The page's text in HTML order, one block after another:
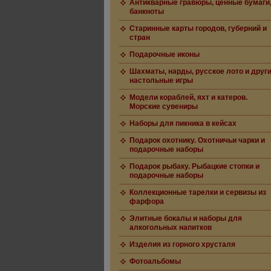
Антикварные гравюры, ценные бумаги,
банкноты
Старинные карты городов, губерний и
стран
Подарочные иконы
Шахматы, нарды, русское лото и
настольные игры
Модели кораблей, яхт и катеров.
Морские сувениры
Наборы для пикника в кейсах
Подарок охотнику. Охотничьи чарки и
подарочные наборы
Подарок рыбаку. Рыбацкие стопки и
подарочные наборы
Коллекционные тарелки и сервизы из
фарфора
Элитные бокалы и наборы для
алкогольных напитков
Изделия из горного хрусталя
Фотоальбомы